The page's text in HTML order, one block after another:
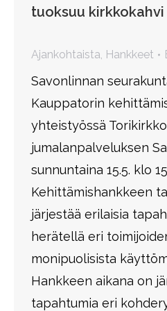
tuoksuu kirkkokahvi
Ajankohtaista, Hankkeet
Savonlinnan
Kauppatorin
yhteistyössä
jumalanpalveluksen
sunnuntaina 15.5. klo
Kehittämishankkeen
järjestää erilaisia
herätellä eri
monipuolisista
Hankkeen aikana on
tapahtumia eri